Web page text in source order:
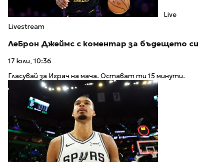
Live
Livestream
ЛеБрон Джеймс с коментар за бъдещето си
17 юли, 10:36
Гласувай за Играч на мача. Остават ти 15 минути.